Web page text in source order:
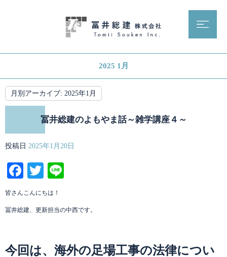
2025 1月
月別アーカイブ: 2025年1月
冨井総建のよもやま話～雑学講座４～
投稿日 2025年1月20日
Facebook
Twitter
皆さんこんにちは！
冨井総建、更新担当の中西です。
今回は、海外の足場工事の法律につい